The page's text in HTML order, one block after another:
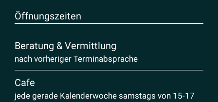
Öffnungs­zeiten
Beratung & Vermittlung
nach vorheriger Terminabsprache
Cafe
jede gerade Kalenderwoche samstags von 15-17